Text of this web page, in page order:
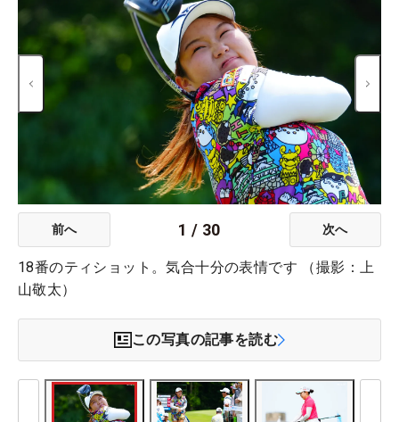
前へ 1 / 30 次へ
18番のティショット。気合十分の表情です （撮影：上
山敬太）
この写真の記事を読む